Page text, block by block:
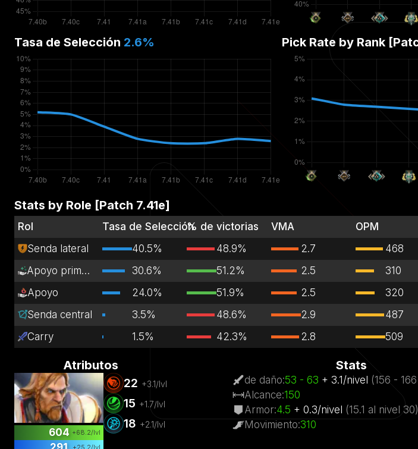
Tasa de Selección 2.6% Pick Rate by Rank
Stats by Role [Patch 7.41e]
Rol Tasa de Selección% de victorias VMA OPM
Senda lateral
40.5% 48.9% 2.7 468
Apoyo primario
30.6% 51.2% 2.5 310
Apoyo
24.0% 51.9% 2.5 320
Senda central
3.5% 48.6% 2.9 487
Carry
1.5% 42.3% 2.8 509
Atributos
604 +68.2/lvl
22 +3.1/lvl
15 +1.7/lvl
18 +2.1/lvl
Stats
de daño:53 - 63 + 3.1/nivel (156 - 166
Alcance:150
Armor:4.5 + 0.3/nivel (15.1 al nivel 30)
Movimiento:310